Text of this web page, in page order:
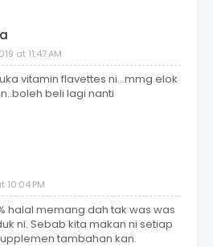
at 11:47 AM
vitamin flavettes ni...mmg elok
beli lagi nanti
10:04 PM
halal memang dah tak was was
ni. Sebab kita makan ni setiap
tambahan kan.